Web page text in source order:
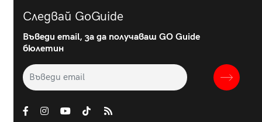
Следвай GoGuide
Въведи email, за да получаваш GO Guide
бюлетин